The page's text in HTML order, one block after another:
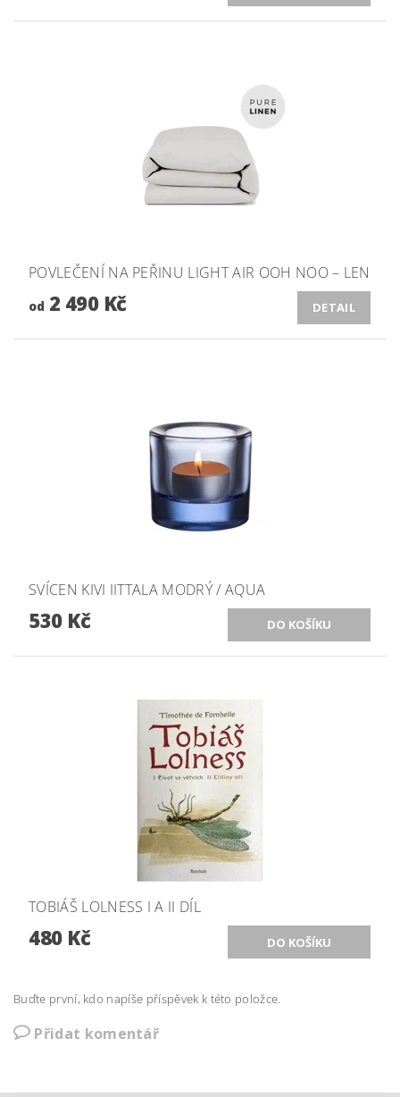
POVLEČENÍ NA PEŘINU LIGHT AIR OOH NOO – LEN
od 2 490 Kč DETAIL
SVÍCEN KIVI IITTALA MODRÝ / AQUA
530 Kč
TOBIÁŠ LOLNESS I A II DÍL
480 Kč
Buďte první, kdo napíše příspěvek k této položce.
Přidat komentář